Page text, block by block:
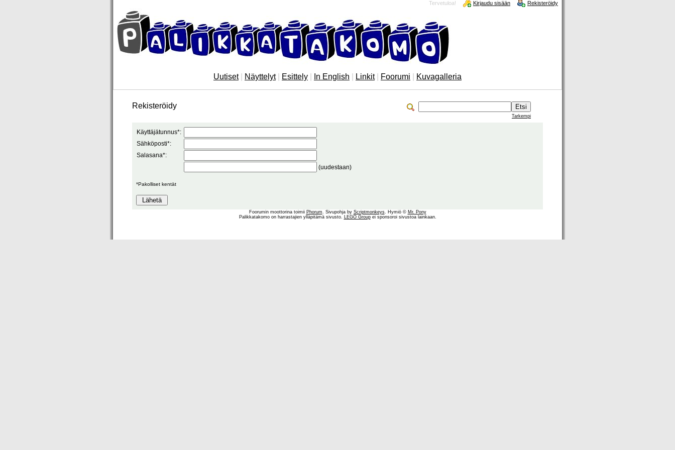
Tervetuloa! Kirjaudu sisään Rekisteröidy
Uutiset| Näyttelyt| Esittely In English Linkit| Foorumi Kuvagalleria
Tarkempi
Rekisteröidy
Käyttäjätunnus*:
Sähköposti*:
Salasana*:
(uudestaan)
*Pakolliset kentät
Foorumin moottorina toimii Phorum. Sivupohja by Scriptmonkeys. Hymiö © Mr. Pony
Palikkatakomo on harrastajien ylläpitämä sivusto. LEGO Groupei sponsoroi sivustoa lainkaan.